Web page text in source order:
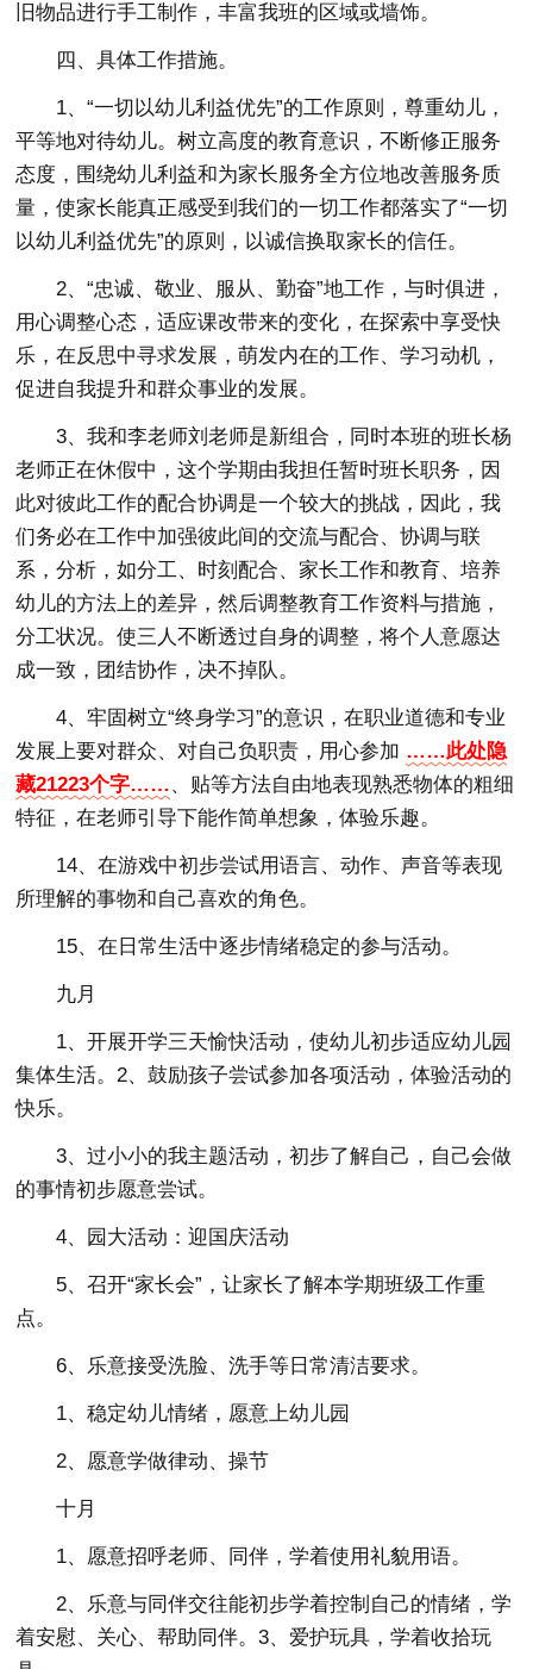
旧物品进行手工制作，丰富我班的区域或墙饰。
四、具体工作措施。
1、“一切以幼儿利益优先”的工作原则，尊重幼儿，
平等地对待幼儿。树立高度的教育意识，不断修正服务
态度，围绕幼儿利益和为家长服务全方位地改善服务质
量，使家长能真正感受到我们的一切工作都落实了“一切
以幼儿利益优先”的原则，以诚信换取家长的信任。
2、“忠诚、敬业、服从、勤奋”地工作，与时俱进，
用心调整心态，适应课改带来的变化，在探索中享受快
乐，在反思中寻求发展，萌发内在的工作、学习动机，
促进自我提升和群众事业的发展。
3、我和李老师刘老师是新组合，同时本班的班长杨
老师正在休假中，这个学期由我担任暂时班长职务，因
此对彼此工作的配合协调是一个较大的挑战，因此，我
们务必在工作中加强彼此间的交流与配合、协调与联
系，分析，如分工、时刻配合、家长工作和教育、培养
幼儿的方法上的差异，然后调整教育工作资料与措施，
分工状况。使三人不断透过自身的调整，将个人意愿达
成一致，团结协作，决不掉队。
4、牢固树立“终身学习”的意识，在职业道德和专业
发展上要对群众、对自己负职责，用心参加 ……此处隐
藏21223个字…… 、贴等方法自由地表现熟悉物体的粗细
特征，在老师引导下能作简单想象，体验乐趣。
14、在游戏中初步尝试用语言、动作、声音等表现
所理解的事物和自己喜欢的角色。
15、在日常生活中逐步情绪稳定的参与活动。
九月
1、开展开学三天愉快活动，使幼儿初步适应幼儿园
集体生活。2、鼓励孩子尝试参加各项活动，体验活动的
快乐。
3、过小小的我主题活动，初步了解自己，自己会做
的事情初步愿意尝试。
4、园大活动：迎国庆活动
5、召开“家长会”，让家长了解本学期班级工作重
点。
6、乐意接受洗脸、洗手等日常清洁要求。
1、稳定幼儿情绪，愿意上幼儿园
2、愿意学做律动、操节
十月
1、愿意招呼老师、同伴，学着使用礼貌用语。
2、乐意与同伴交往能初步学着控制自己的情绪，学
着安慰、关心、帮助同伴。3、爱护玩具，学着收拾玩